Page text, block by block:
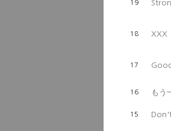
19
18 XXX
17
16 もう
15